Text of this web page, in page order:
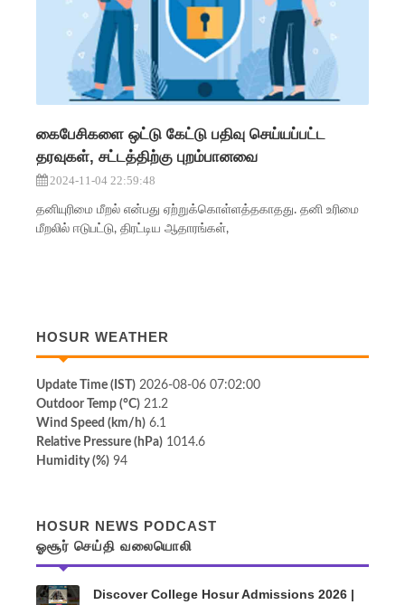
கைபேசிகளை ஒட்டு கேட்டு பதிவு செய்யப்பட்ட
தரவுகள், சட்டத்திற்கு புறம்பானவை
2024-11-04 22:59:48
தனியுரிமை மீறல் என்பது ஏற்றுக்கொள்ளத்தகாதது. தனி உரிமை
மீறலில் ஈடுபட்டு, திரட்டிய ஆதாரங்கள்,
HOSUR WEATHER
Update Time (IST) 2026-08-06 07:02:00
Outdoor Temp (°C) 21.2
Wind Speed (km/h) 6.1
Relative Pressure (hPa) 1014.6
Humidity (%) 94
HOSUR NEWS PODCAST
ஓசூர் செய்தி வலையொலி
Discover College Hosur Admissions 2026 |